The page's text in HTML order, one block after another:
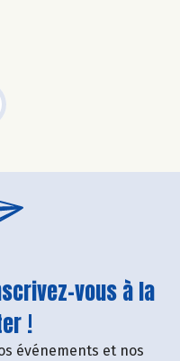
vous à la
!
événements et nos